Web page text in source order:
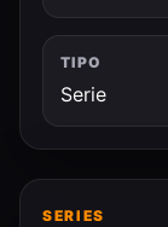
TIPO
Serie
SERIES